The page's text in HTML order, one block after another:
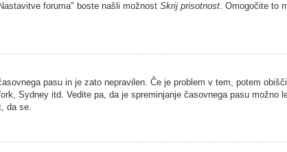
foruma" boste našli možnost Skrij prisotnost. Omogočite to
pasu in je zato nepravilen. Če je problem v tem, potem
Sydney itd. Vedite pa, da je spreminjanje časovnega pasu
da se.